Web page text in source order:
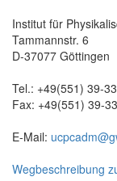
Institut für
Tammannstr. 6
D-37077 Göttingen
Tel.: +49(551) 39-
Fax: +49(551) 39-
E-Mail:
Wegbeschreibung